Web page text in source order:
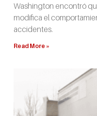
Washington encontró
modifica el
accidentes.
Read More »